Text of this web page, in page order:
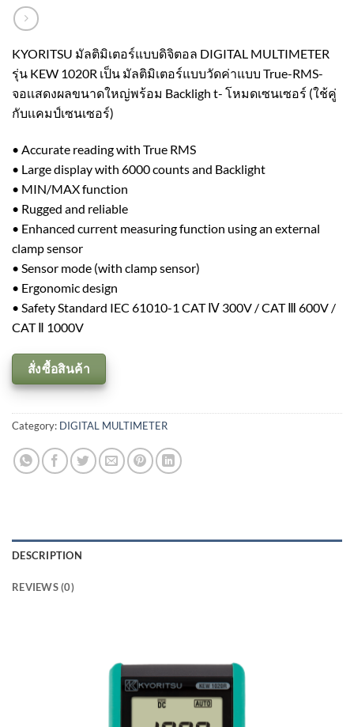
KYORITSU มัลติมิเตอร์แบบดิจิตอล DIGITAL MULTIMETER
รุ่น KEW 1020R เป็น มัลติมิเตอร์แบบวัดค่าแบบ True-RMS-
จอเเสดงผลขนาดใหญ่พร้อม Backligh t- โหมดเซนเซอร์ (ใช้คู่
กับเเคมป์เซนเซอร์)
• Accurate reading with True RMS
• Large display with 6000 counts and Backlight
• MIN/MAX function
• Rugged and reliable
• Enhanced current measuring function using an external
clamp sensor
• Sensor mode (with clamp sensor)
• Ergonomic design
• Safety Standard IEC 61010-1 CAT Ⅳ 300V / CAT Ⅲ 600V /
CAT Ⅱ 1000V
สั่งซื้อสินค้า
Category: DIGITAL MULTIMETER
DESCRIPTION
REVIEWS (0)